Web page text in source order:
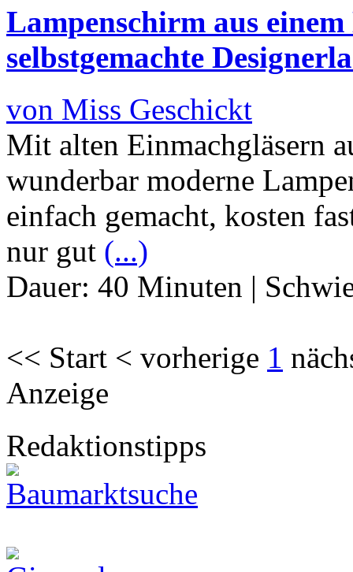
Lampenschirm aus
selbstgemachte
von Miss Geschickt
Mit alten Einmachgläsern
wunderbar moderne
einfach gemacht, kosten
nur gut (...)
Dauer: 40 Minuten |
<< Start < vorherige 1
Anzeige
Redaktionstipps